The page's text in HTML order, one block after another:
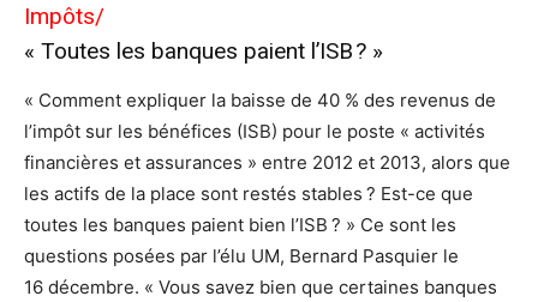
Impôts/
« Toutes les banques paient l’ISB ? »
« Comment expliquer la baisse de 40 % des revenus de
l’impôt sur les bénéfices (ISB) pour le poste « activités
financières et assurances » entre 2012 et 2013, alors que
les actifs de la place sont restés stables ? Est-ce que
toutes les banques paient bien l’ISB ? » Ce sont les
questions posées par l’élu UM, Bernard Pasquier le
16 décembre. « Vous savez bien que certaines banques